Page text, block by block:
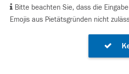
Bitte beachten Sie, dass die
Emojis aus Pietätsgründen nicht